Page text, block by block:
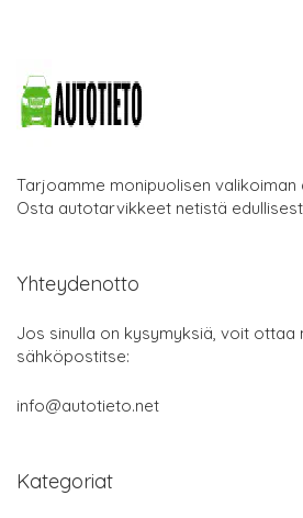
Tarjoamme monipuolisen
Osta autotarvikkeet netistä
Yhteydenotto
Jos sinulla on kysymyksiä, voit ottaa
sähköpostitse:
info@autotieto.net
Kategoriat